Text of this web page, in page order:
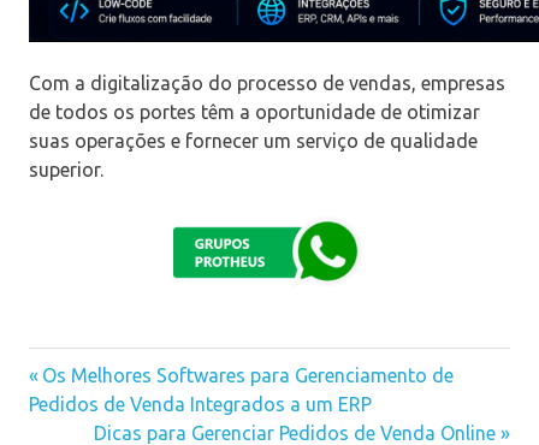
Com a digitalização do processo de vendas, empresas
de todos os portes têm a oportunidade de otimizar
suas operações e fornecer um serviço de qualidade
superior.
Navegação
Previous
Post:
Os Melhores Softwares para Gerenciamento de
Pedidos de Venda Integrados a um ERP
Next
Dicas para Gerenciar Pedidos de Venda Online